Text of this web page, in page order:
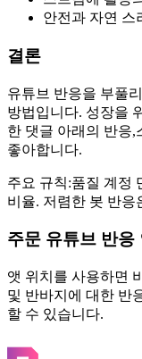
안전과 자연 스
결론
유튜브 반응을 부풀
방법입니다. 성장을
한 댓글 아래의 반응,
좋아합니다.
주요 규칙:품질 계정
비율. 저렴한 봇 반응
주문 유튜브 반응
앳 위치를 사용하면
및 반바지에 대한 반
할 수 있습니다.